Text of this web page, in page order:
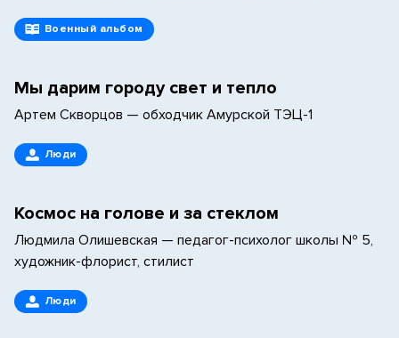
Военный альбом
Мы дарим городу свет и тепло
Артем Скворцов — обходчик Амурской ТЭЦ-1
Люди
Космос на голове и за стеклом
Людмила Олишевская — педагог-психолог школы № 5,
художник-флорист, стилист
Люди